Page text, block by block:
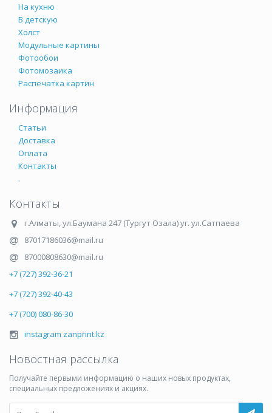
На кухню
В детскую
Холст
Модульные картины
Фотообои
Фотомозаика
Распечатка картин
Информация
Статьи
Доставка
Оплата
Контакты
.
Контакты
г.Алматы,ул.Баумана 247 (Тургут Озала) уг. ул.Сатпаева
87017186036@mail.ru
87000808630@mail.ru
+7 (727) 392-36-21
+7 (727) 392-40-43
+7 (700) 080-86-30
instagram zanprint.kz
Новостная рассылка
Получайте первыми информацию о наших новых продуктах,
специальных предложениях и акциях.